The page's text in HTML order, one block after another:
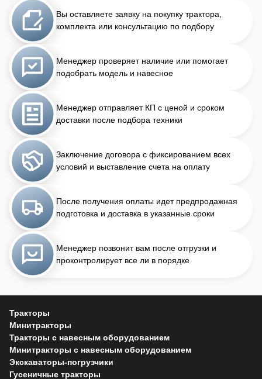
Вы оставляете заявку на покупку трактора,
комплекта или консультацию по подбору
Менеджер проверяет наличие или помогает
подобрать модель и навесное
Менеджер отправляет КП с ценой и сроком
доставки после подбора техники
Заключение договора с фиксированием всех
условий и выставление счета на оплату
После получения оплаты идет предпродажная
подготовка и доставка в указанные сроки
Менеджер позвонит вам после отгрузки и
проконтролирует все ли в порядке
Тракторы
Минитракторы
Тракторы с навесным оборудованием
Минитракторы с навесным оборудованием
Экскаваторы-погрузчики
Гусеничные тракторы